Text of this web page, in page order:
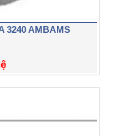
3240 AMBAMS